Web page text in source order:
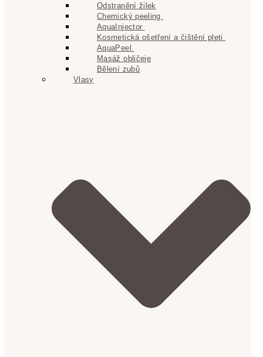
Odstranění žilek
Chemický peeling
AquaInjector
Kosmetická ošetření a čištění pleti
AquaPeel
Masáž obličeje
Bělení zubů
Vlasy